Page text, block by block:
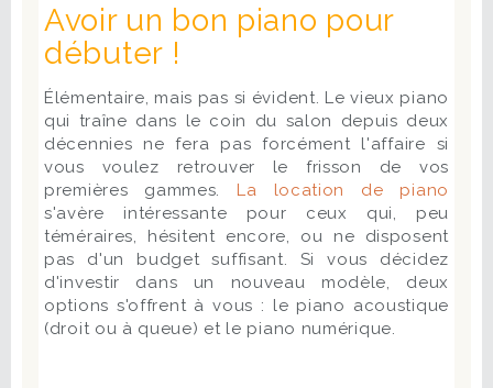
Avoir un bon piano pour
débuter !
Élémentaire, mais pas si évident. Le vieux piano
qui traîne dans le coin du salon depuis deux
décennies ne fera pas forcément l'affaire si
vous voulez retrouver le frisson de vos
premières gammes. La location de piano
s'avère intéressante pour ceux qui, peu
téméraires, hésitent encore, ou ne disposent
pas d'un budget suffisant. Si vous décidez
d'investir dans un nouveau modèle, deux
options s'offrent à vous : le piano acoustique
(droit ou à queue) et le piano numérique.